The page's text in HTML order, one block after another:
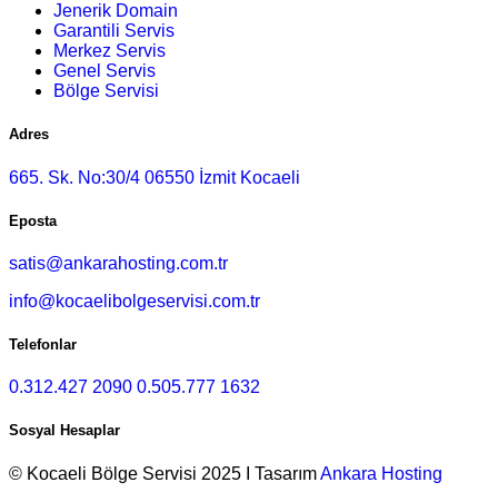
Jenerik Domain
Garantili Servis
Merkez Servis
Genel Servis
Bölge Servisi
Adres
665. Sk. No:30/4 06550 İzmit Kocaeli
Eposta
satis@ankarahosting.com.tr
info@kocaelibolgeservisi.com.tr
Telefonlar
0.312.427 2090 0.505.777 1632
Sosyal Hesaplar
© Kocaeli Bölge Servisi 2025 I TasarımAnkara Hosting